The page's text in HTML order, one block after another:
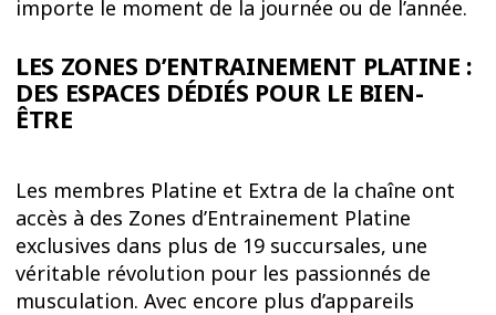
importe le moment de la journée ou de l’année.
LES ZONES D’ENTRAINEMENT PLATINE :
DES ESPACES DÉDIÉS POUR LE BIEN-
ÊTRE
Les membres Platine et Extra de la chaîne ont
accès à des Zones d’Entrainement Platine
exclusives dans plus de 19 succursales, une
véritable révolution pour les passionnés de
musculation. Avec encore plus d’appareils